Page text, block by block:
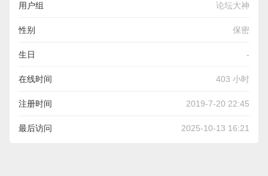
用户组 论坛大神
性别 保密
生日 -
在线时间 403 小时
注册时间 2019-7-20 22:45
最后访问 2025-10-13 16:21